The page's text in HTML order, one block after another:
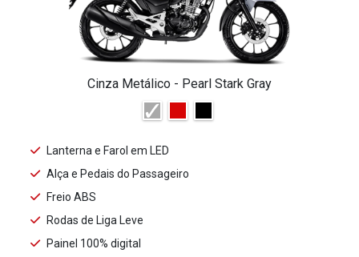
Cinza Metálico - Pearl Stark Gray
Lanterna e Farol em LED
Alça e Pedais do Passageiro
Freio ABS
Rodas de Liga Leve
Painel 100% digital